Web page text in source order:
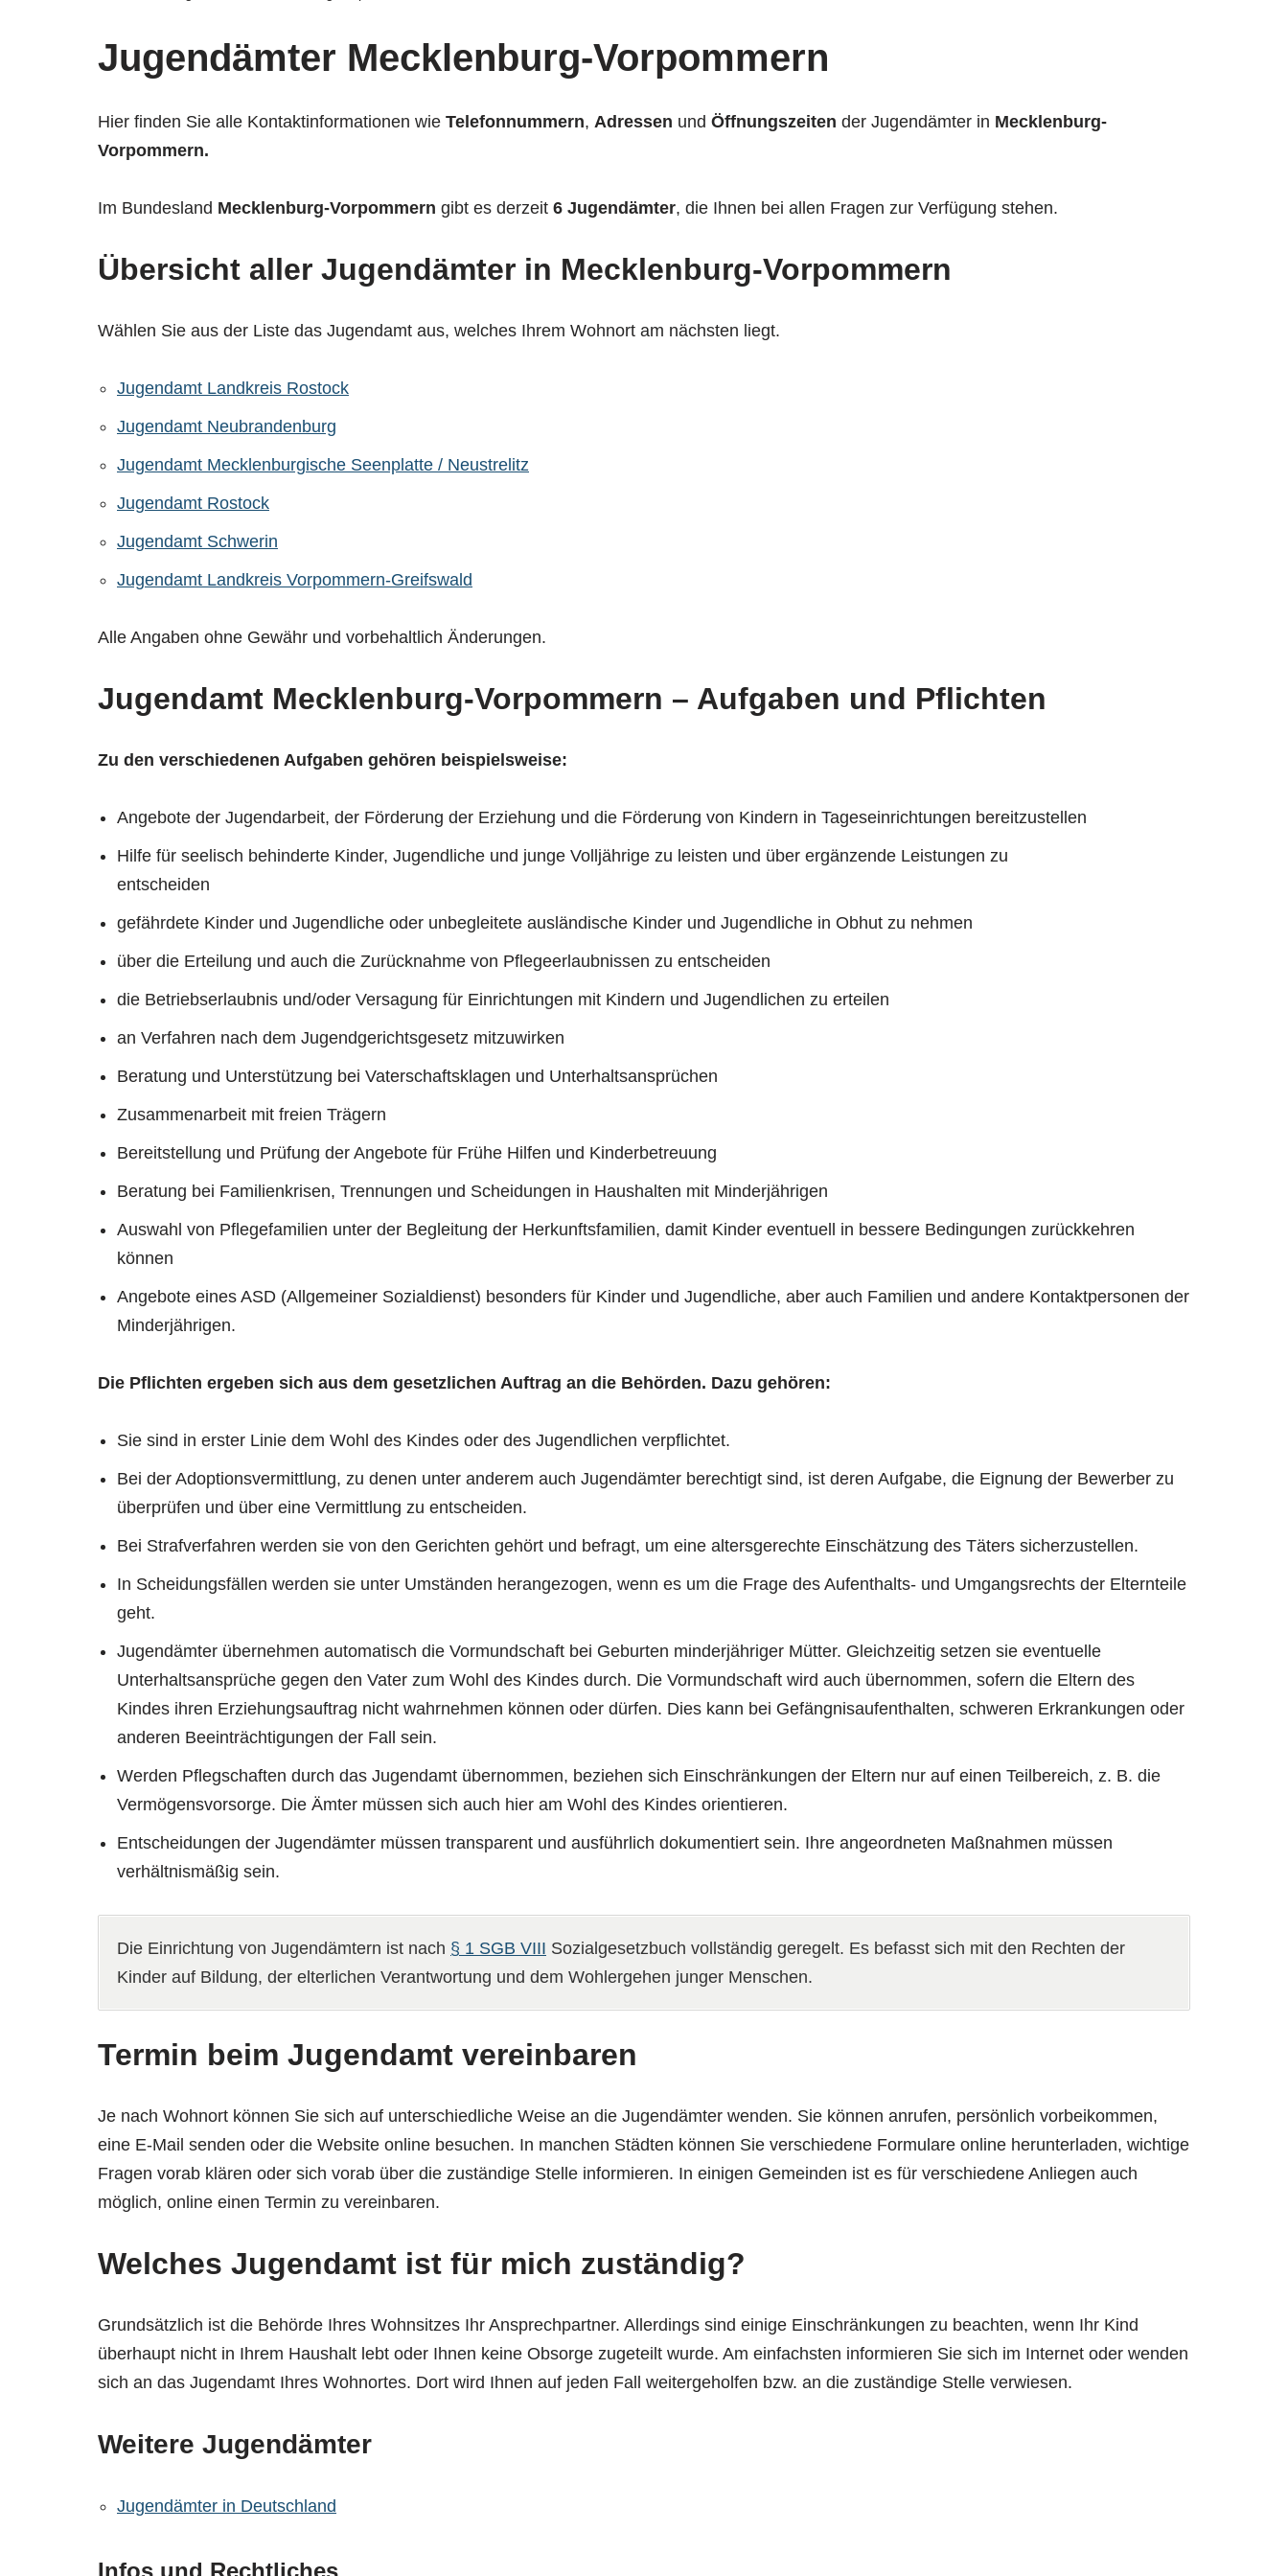
Jugendämter Mecklenburg-Vorpommern
Hier finden Sie alle Kontaktinformationen wie Telefonnummern, Adressen und Öffnungszeiten der Jugendämter in Mecklenburg-
Vorpommern.
Im Bundesland Mecklenburg-Vorpommern gibt es derzeit 6 Jugendämter, die Ihnen bei allen Fragen zur Verfügung stehen.
Übersicht aller Jugendämter in Mecklenburg-Vorpommern
Wählen Sie aus der Liste das Jugendamt aus, welches Ihrem Wohnort am nächsten liegt.
Jugendamt Landkreis Rostock
Jugendamt Neubrandenburg
Jugendamt Mecklenburgische Seenplatte / Neustrelitz
Jugendamt Rostock
Jugendamt Schwerin
Jugendamt Landkreis Vorpommern-Greifswald
Alle Angaben ohne Gewähr und vorbehaltlich Änderungen.
Jugendamt Mecklenburg-Vorpommern – Aufgaben und Pflichten
Zu den verschiedenen Aufgaben gehören beispielsweise:
Angebote der Jugendarbeit, der Förderung der Erziehung und die Förderung von Kindern in Tageseinrichtungen bereitzustellen
Hilfe für seelisch behinderte Kinder, Jugendliche und junge Volljährige zu leisten und über ergänzende Leistungen zu
entscheiden
gefährdete Kinder und Jugendliche oder unbegleitete ausländische Kinder und Jugendliche in Obhut zu nehmen
über die Erteilung und auch die Zurücknahme von Pflegeerlaubnissen zu entscheiden
die Betriebserlaubnis und/oder Versagung für Einrichtungen mit Kindern und Jugendlichen zu erteilen
an Verfahren nach dem Jugendgerichtsgesetz mitzuwirken
Beratung und Unterstützung bei Vaterschaftsklagen und Unterhaltsansprüchen
Zusammenarbeit mit freien Trägern
Bereitstellung und Prüfung der Angebote für Frühe Hilfen und Kinderbetreuung
Beratung bei Familienkrisen, Trennungen und Scheidungen in Haushalten mit Minderjährigen
Auswahl von Pflegefamilien unter der Begleitung der Herkunftsfamilien, damit Kinder eventuell in bessere Bedingungen zurückkehren
können
Angebote eines ASD (Allgemeiner Sozialdienst) besonders für Kinder und Jugendliche, aber auch Familien und andere Kontaktpersonen der
Minderjährigen.
Die Pflichten ergeben sich aus dem gesetzlichen Auftrag an die Behörden. Dazu gehören:
Sie sind in erster Linie dem Wohl des Kindes oder des Jugendlichen verpflichtet.
Bei der Adoptionsvermittlung, zu denen unter anderem auch Jugendämter berechtigt sind, ist deren Aufgabe, die Eignung der Bewerber zu
überprüfen und über eine Vermittlung zu entscheiden.
Bei Strafverfahren werden sie von den Gerichten gehört und befragt, um eine altersgerechte Einschätzung des Täters sicherzustellen.
In Scheidungsfällen werden sie unter Umständen herangezogen, wenn es um die Frage des Aufenthalts- und Umgangsrechts der Elternteile
geht.
Jugendämter übernehmen automatisch die Vormundschaft bei Geburten minderjähriger Mütter. Gleichzeitig setzen sie eventuelle
Unterhaltsansprüche gegen den Vater zum Wohl des Kindes durch. Die Vormundschaft wird auch übernommen, sofern die Eltern des
Kindes ihren Erziehungsauftrag nicht wahrnehmen können oder dürfen. Dies kann bei Gefängnisaufenthalten, schweren Erkrankungen oder
anderen Beeinträchtigungen der Fall sein.
Werden Pflegschaften durch das Jugendamt übernommen, beziehen sich Einschränkungen der Eltern nur auf einen Teilbereich, z. B. die
Vermögensvorsorge. Die Ämter müssen sich auch hier am Wohl des Kindes orientieren.
Entscheidungen der Jugendämter müssen transparent und ausführlich dokumentiert sein. Ihre angeordneten Maßnahmen müssen
verhältnismäßig sein.
Die Einrichtung von Jugendämtern ist nach § 1 SGB VIII Sozialgesetzbuch vollständig geregelt. Es befasst sich mit den Rechten der
Kinder auf Bildung, der elterlichen Verantwortung und dem Wohlergehen junger Menschen.
Termin beim Jugendamt vereinbaren
Je nach Wohnort können Sie sich auf unterschiedliche Weise an die Jugendämter wenden. Sie können anrufen, persönlich vorbeikommen,
eine E-Mail senden oder die Website online besuchen. In manchen Städten können Sie verschiedene Formulare online herunterladen, wichtige
Fragen vorab klären oder sich vorab über die zuständige Stelle informieren. In einigen Gemeinden ist es für verschiedene Anliegen auch
möglich, online einen Termin zu vereinbaren.
Welches Jugendamt ist für mich zuständig?
Grundsätzlich ist die Behörde Ihres Wohnsitzes Ihr Ansprechpartner. Allerdings sind einige Einschränkungen zu beachten, wenn Ihr Kind
überhaupt nicht in Ihrem Haushalt lebt oder Ihnen keine Obsorge zugeteilt wurde. Am einfachsten informieren Sie sich im Internet oder wenden
sich an das Jugendamt Ihres Wohnortes. Dort wird Ihnen auf jeden Fall weitergeholfen bzw. an die zuständige Stelle verwiesen.
Weitere Jugendämter
Jugendämter in Deutschland
Infos und Rechtliches